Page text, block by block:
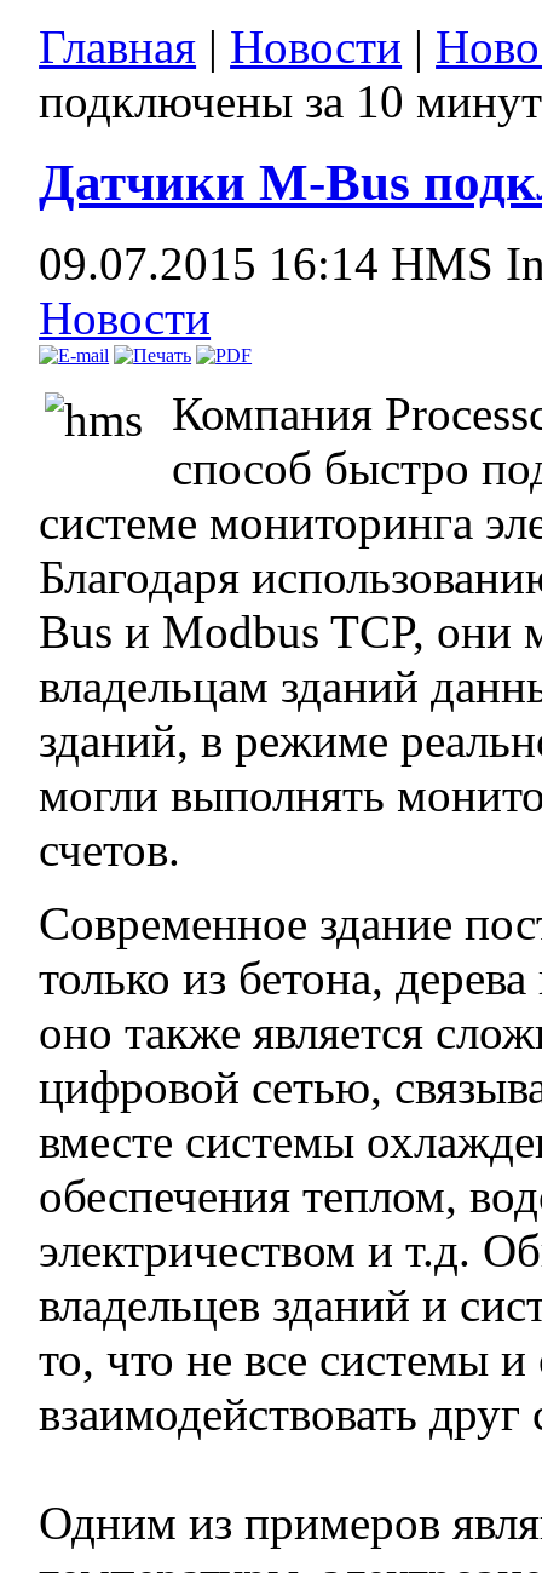
Главная | Новости |
подключены за 10
Датчики M-Bus
09.07.2015 16:14 HMS
Новости
Компания
способ быстро
системе мониторинга
Благодаря
Bus и Modbus TCP, они
владельцам зданий
зданий, в режиме
могли выполнять
счетов.
Современное здание
только из бетона,
оно также является
цифровой сетью,
вместе системы
обеспечения теплом,
электричеством и т.д.
владельцев зданий и
то, что не все системы
взаимодействовать друг
Одним из примеров